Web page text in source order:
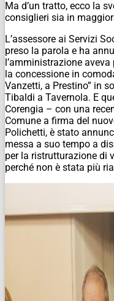
Ma d’un tratto, ecco la
consiglieri sia in
L’assessore ai Servizi
preso la parola e ha
l’amministrazione
la concessione in
Vanzetti, a Prestino” in
Tibaldi a Tavernola. E
Corengia – con una
Comune a firma del
Polichetti, è stato
messa a suo tempo a
per la ristrutturazione di
perché non è stata più